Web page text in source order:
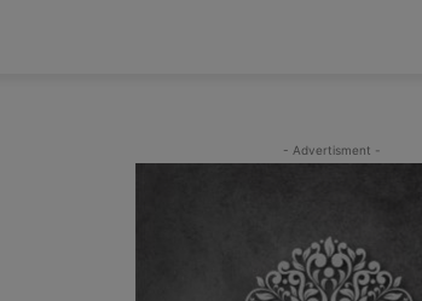
- Advertisment -